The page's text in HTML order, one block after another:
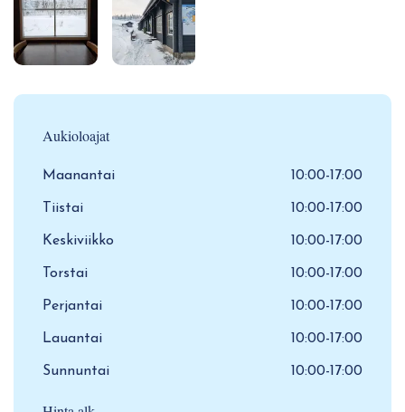
Aukioloajat
Maanantai 10:00-17:00
Tiistai 10:00-17:00
Keskiviikko 10:00-17:00
Torstai 10:00-17:00
Perjantai 10:00-17:00
Lauantai 10:00-17:00
Sunnuntai 10:00-17:00